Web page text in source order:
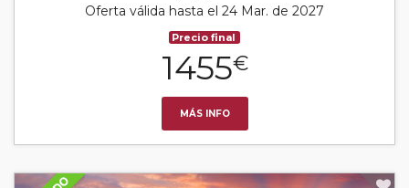
Oferta válida hasta el 24 Mar. de 2027
Precio final
1455€
MÁS INFO